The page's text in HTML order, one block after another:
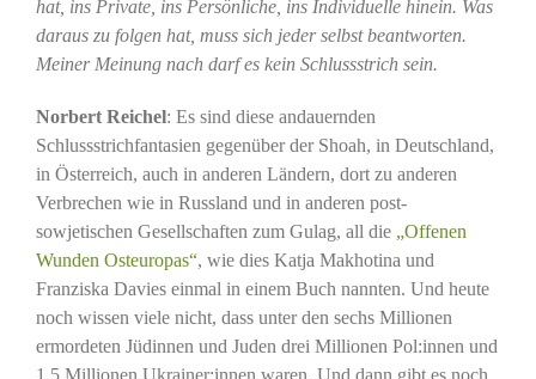
hat, ins Private, ins Persönliche, ins Individuelle hinein. Was
daraus zu folgen hat, muss sich jeder selbst beantworten.
Meiner Meinung nach darf es kein Schlussstrich sein.
Norbert Reichel: Es sind diese andauernden
Schlussstrichfantasien gegenüber der Shoah, in Deutschland,
in Österreich, auch in anderen Ländern, dort zu anderen
Verbrechen wie in Russland und in anderen post-
sowjetischen Gesellschaften zum Gulag, all die „Offenen
Wunden Osteuropas“, wie dies Katja Makhotina und
Franziska Davies einmal in einem Buch nannten. Und heute
noch wissen viele nicht, dass unter den sechs Millionen
ermordeten Jüdinnen und Juden drei Millionen Pol:innen und